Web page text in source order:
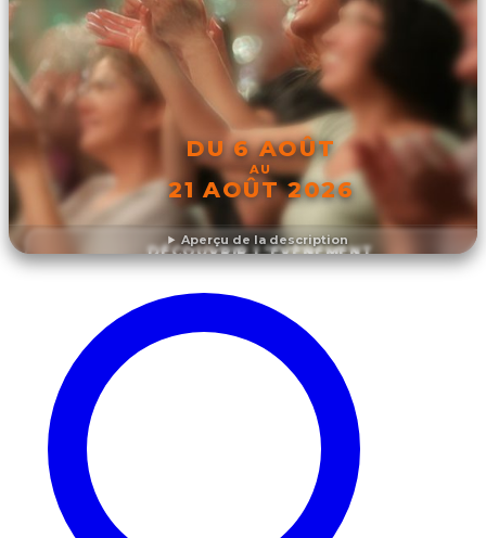
Aperçu de la description
DU 6 AOÛT
AU
21 AOÛT 2026
DÉCOUVRIR L'ÉVÉNEMENT